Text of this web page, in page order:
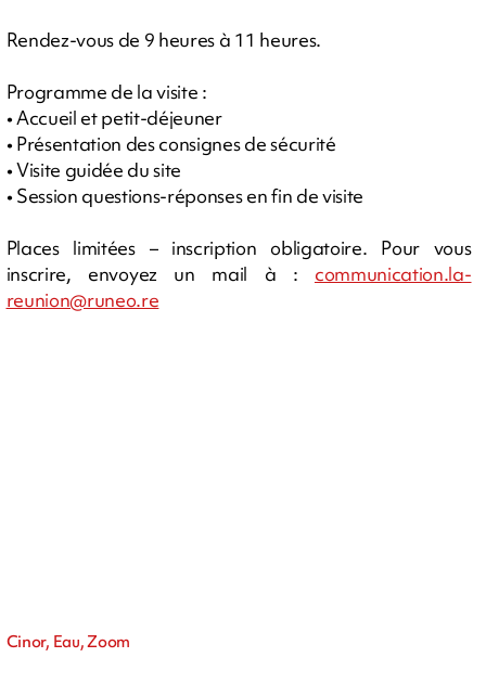
Rendez-vous de 9 heures à 11 heures.
Programme de la visite :
• Accueil et petit-déjeuner
• Présentation des consignes de sécurité
• Visite guidée du site
• Session questions-réponses en fin de visite
Places limitées – inscription obligatoire. Pour vous
inscrire, envoyez un mail à : communication.la-
reunion@runeo.re
Cinor, Eau, Zoom